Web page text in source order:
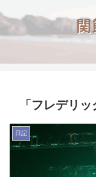
「フレデリ
日記